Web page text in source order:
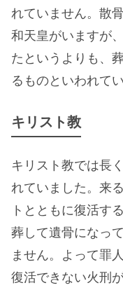
れていません。散
和天皇がいますが
たというよりも、
るものといわれてい
キリスト教
キリスト教では長
れていました。来
トとともに復活す
葬して遺骨になっ
ません。よって罪
復活できない火刑